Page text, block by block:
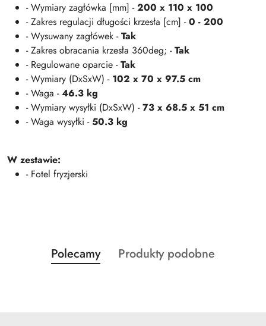
- Wymiary zagłówka [mm] -200 x 110 x 100
- Zakres regulacji długości krzesła [cm] -0 - 200
- Wysuwany zagłówek -Tak
- Zakres obracania krzesła 360deg; -Tak
- Regulowane oparcie -Tak
- Wymiary (DxSxW) - 102 x 70 x 97.5 cm
- Waga -46.3 kg
- Wymiary wysyłki (DxSxW) -73 x 68.5 x 51 cm
- Waga wysyłki -50.3 kg
W zestawie:
- Fotel fryzjerski
Pomiń karuzelę produktów
Produkty
o
Polecamy
Produkty
Produkty podobne